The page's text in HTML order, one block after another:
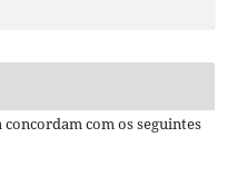
com os seguintes